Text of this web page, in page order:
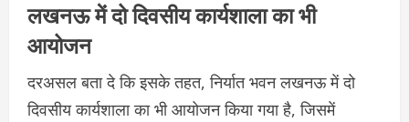
लखनऊ में दो दिवसीय कार्यशाला का भी
आयोजन
दरअसल बता दे कि इसके तहत, निर्यात भवन लखनऊ में दो
दिवसीय कार्यशाला का भी आयोजन किया गया है, जिसमें